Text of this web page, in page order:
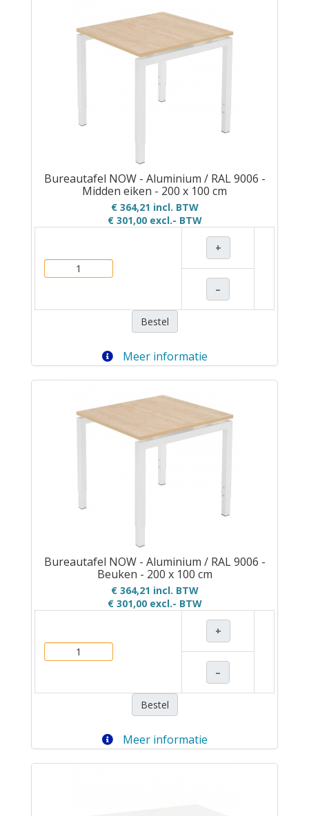
Bureautafel NOW - Aluminium / RAL 9006 -
Midden eiken - 200 x 100 cm
€ 364,21 incl. BTW
€ 301,00excl.- BTW
+
–
Bestel
Meer informatie
Bureautafel NOW - Aluminium / RAL 9006 -
Beuken - 200 x 100 cm
€ 364,21 incl. BTW
€ 301,00excl.- BTW
+
–
Bestel
Meer informatie